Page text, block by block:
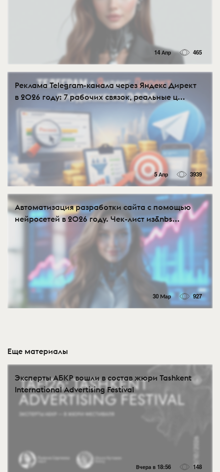
14 Апр 465
Реклама Telegram-канала через Яндекс Директ
в 2026 году: 7 рабочих связок, реальные ц...
5 Апр 3939
Автоматизация разработки сайта с помощью
нейросетей в 2026 году. Чек-лист из&nbs...
30 Мар 927
Еще материалы
Эксперты АБКР вошли в состав жюри Tashkent
International Advertising Festival
Вчера в 18:56 148